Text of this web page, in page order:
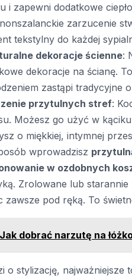
i zapewni dodatkowe
zarzucenie
tekstylny do każdej
dekoracje ścienne:
dekoracje na ścianę.
zastąpi tradycyjne
przytulnych stref:
Możesz go użyć w
o miękkiej, intymnej
wprowadzisz
w ozdobnych
Zrolowane lub
zawsze pod ręką. To
Jak dobrać narzutę na
o stylizację,